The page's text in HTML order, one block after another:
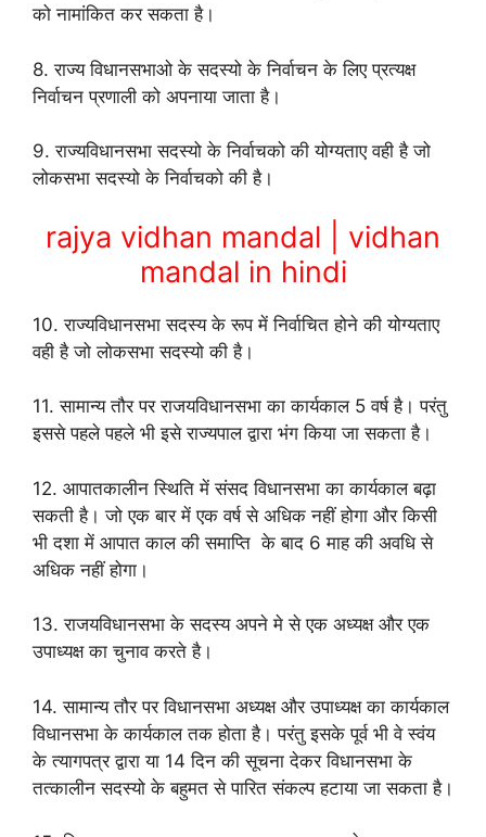
को नामांकित कर सकता है।
8. राज्य विधानसभाओ के सदस्यो के निर्वाचन के लिए प्रत्यक्ष
निर्वाचन प्रणाली को अपनाया जाता है।
9. राज्यविधानसभा सदस्यो के निर्वाचको की योग्यताए वही है जो
लोकसभा सदस्यो के निर्वाचको की है।
rajya vidhan mandal | vidhan
mandal in hindi
10. राज्यविधानसभा सदस्य के रूप में निर्वाचित होने की योग्यताए
वही है जो लोकसभा सदस्यो की है।
11. सामान्य तौर पर राजयविधानसभा का कार्यकाल 5 वर्ष है। परंतु
इससे पहले पहले भी इसे राज्यपाल द्वारा भंग किया जा सकता है।
12. आपातकालीन स्थिति में संसद विधानसभा का कार्यकाल बढ़ा
सकती है। जो एक बार में एक वर्ष से अधिक नहीं होगा और किसी
भी दशा में आपात काल की समाप्ति के बाद 6 माह की अवधि से
अधिक नहीं होगा।
13. राजयविधानसभा के सदस्य अपने मे से एक अध्यक्ष और एक
उपाध्यक्ष का चुनाव करते है।
14. सामान्य तौर पर विधानसभा अध्यक्ष और उपाध्यक्ष का कार्यकाल
विधानसभा के कार्यकाल तक होता है। परंतु इसके पूर्व भी वे स्वंय
के त्यागपत्र द्वारा या 14 दिन की सूचना देकर विधानसभा के
तत्कालीन सदस्यो के बहुमत से पारित संकल्प हटाया जा सकता है।